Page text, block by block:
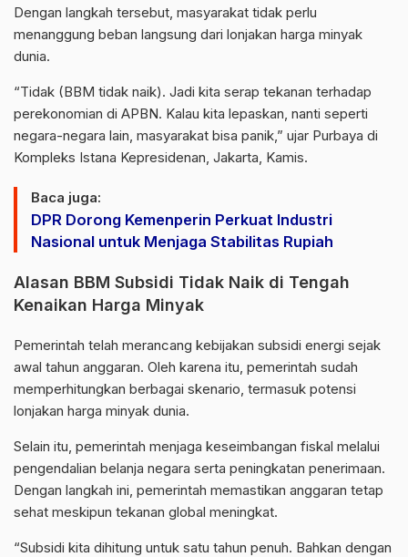
Dengan langkah tersebut, masyarakat tidak perlu
menanggung beban langsung dari lonjakan harga minyak
dunia.
“Tidak (BBM tidak naik). Jadi kita serap tekanan terhadap
perekonomian di APBN. Kalau kita lepaskan, nanti seperti
negara-negara lain, masyarakat bisa panik,” ujar Purbaya di
Kompleks Istana Kepresidenan, Jakarta, Kamis.
Baca juga:
DPR Dorong Kemenperin Perkuat Industri
Nasional untuk Menjaga Stabilitas Rupiah
Alasan BBM Subsidi Tidak Naik di Tengah
Kenaikan Harga Minyak
Pemerintah telah merancang kebijakan subsidi energi sejak
awal tahun anggaran. Oleh karena itu, pemerintah sudah
memperhitungkan berbagai skenario, termasuk potensi
lonjakan harga minyak dunia.
Selain itu, pemerintah menjaga keseimbangan fiskal melalui
pengendalian belanja negara serta peningkatan penerimaan.
Dengan langkah ini, pemerintah memastikan anggaran tetap
sehat meskipun tekanan global meningkat.
“Subsidi kita dihitung untuk satu tahun penuh. Bahkan dengan